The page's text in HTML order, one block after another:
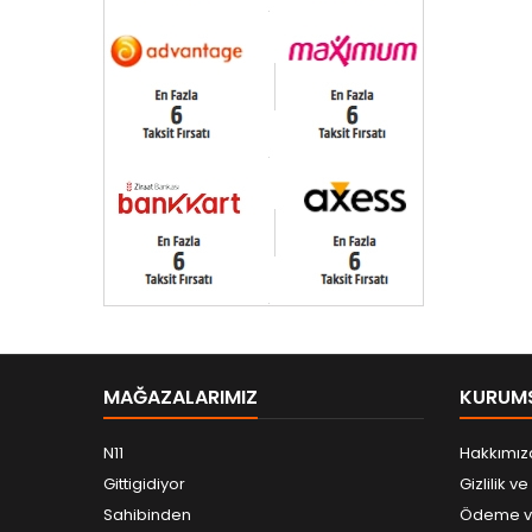
MAĞAZALARIMIZ
N11
Gittigidiyor
Sahibinden
Gizlilik
Ödeme